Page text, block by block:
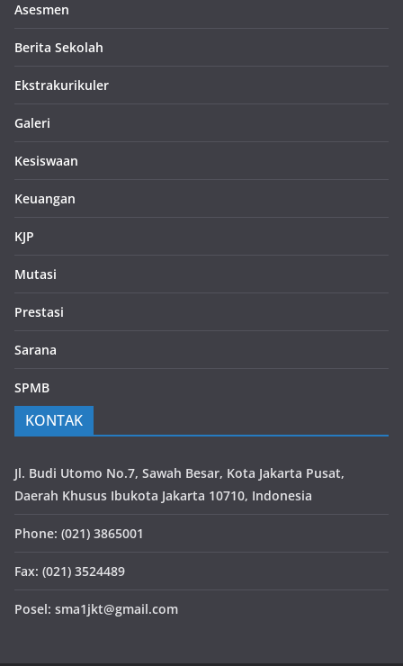
Asesmen
Berita Sekolah
Ekstrakurikuler
Galeri
Kesiswaan
Keuangan
KJP
Mutasi
Prestasi
Sarana
SPMB
KONTAK
Jl. Budi Utomo No.7, Sawah Besar, Kota Jakarta Pusat,
Daerah Khusus Ibukota Jakarta 10710, Indonesia
Phone: (021) 3865001
Fax: (021) 3524489
Posel: sma1jkt@gmail.com